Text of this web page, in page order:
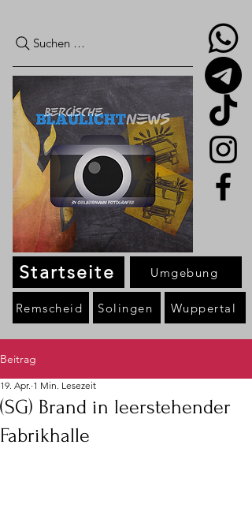
Suchen …
Startseite
Remscheid Solingen Wuppertal
Umgebung
Beitrag
(SG) Brand in leerstehender
Fabrikhalle
19. Apr. 1 Min. Lesezeit